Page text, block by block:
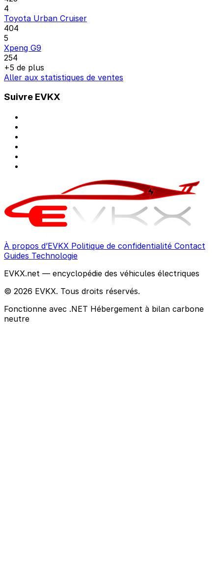
4
Toyota Urban Cruiser
404
5
Xpeng G9
254
+5 de plus
Aller aux statistiques de ventes
Suivre EVKX
À propos d’EVKX Politique de confidentialité Contact
Guides Technologie
EVKX.net — encyclopédie des véhicules électriques
© 2026 EVKX. Tous droits réservés.
Fonctionne avec .NET Hébergement à bilan carbone
neutre